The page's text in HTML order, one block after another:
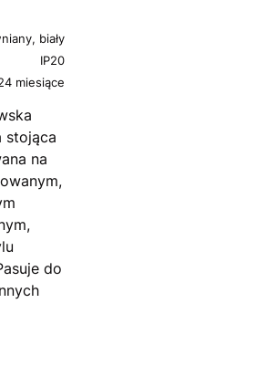
biały
IP20
miesiące
stojąca
na
do